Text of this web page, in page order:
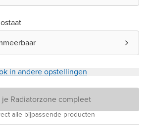
in andere opstellingen
je Radiatorzone compleet
alle bijpassende producten